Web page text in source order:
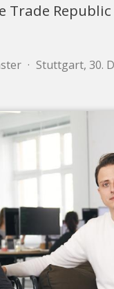
Trade
· Stuttgart, 30.